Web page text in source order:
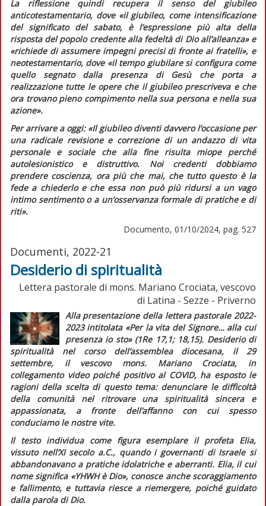
La riflessione quindi recupera il senso del giubileo
anticotestamentario, dove «il giubileo, come intensificazione
del significato del sabato, è l’espressione più alta della
risposta del popolo credente alla fedeltà di Dio all’alleanza»e
«richiede di assumere impegni precisi di fronte ai fratelli», e
neotestamentario, dove «il tempo giubilare si configura come
quello segnato dalla presenza di Gesù che porta a
realizzazione tutte le opere che il giubileo prescriveva e che
ora trovano pieno compimento nella sua persona e nella sua
azione».
Per arrivare a oggi: «Il giubileo diventi davvero l’occasione per
una radicale revisione e correzione di un andazzo di vita
personale e sociale che alla fine risulta miope perché
autolesionistico e distruttivo. Noi credenti dobbiamo
prendere coscienza, ora più che mai, che tutto questo è la
fede a chiederlo e che essa non può più ridursi a un vago
intimo sentimento o a un’osservanza formale di pratiche e di
riti».
Documento, 01/10/2024, pag. 527
Documenti, 2022-21
Desiderio di spiritualità
Lettera pastorale di mons. Mariano Crociata, vescovo
di Latina - Sezze - Priverno
Alla presentazione della lettera pastorale 2022-
2023 intitolata «Per la vita del Signore… alla cui
presenza io sto» (1Re 17,1; 18,15). Desiderio di
spiritualitànel corso dell’assemblea diocesana, il 29
settembre, il vescovo mons. Mariano Crociata, in
collegamento video poiché positivo al COVID, ha esposto le
ragioni della scelta di questo tema: denunciare le difficoltà
della comunità nel ritrovare una spiritualità sincera e
appassionata, a fronte dell’affanno con cui spesso
conduciamo le nostre vite.
Il testo individua come figura esemplare il profeta Elia,
vissuto nell’XI secolo a.C., quando i governanti di Israele si
abbandonavano a pratiche idolatriche e aberranti. Elia, il cui
nome significa «YHWH è Dio», conosce anche scoraggiamento
e fallimento, e tuttavia riesce a riemergere, poiché guidato
dalla parola di Dio.